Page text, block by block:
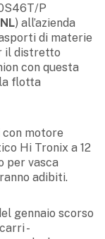
P
) all’azienda
di materie
il distretto
con questa
flotta
motore
Hi Tronix a 12
per vasca
adibiti.
gennaio scorso
-